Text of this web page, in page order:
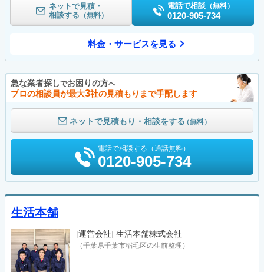
ネットで見積・
相談する （無料）
電話で相談 （無料）
0120-905-734
料金・サービスを見る
急な業者探しでお困りの方へ
プロの相談員が最大3社の見積もりまで手配します
ネットで見積もり・相談をする（無料）
電話で相談する（通話無料）
0120-905-734
生活本舗
[運営会社] 生活本舗株式会社
（千葉県千葉市稲毛区の生前整理）